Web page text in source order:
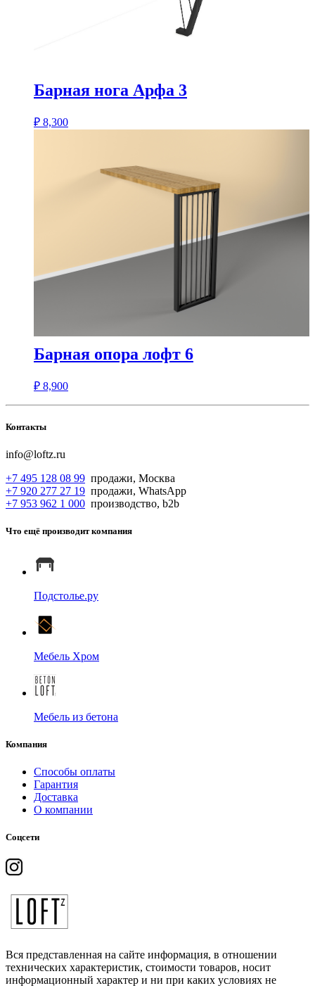
Барная нога Арфа 3
₽ 8,300
Барная опора лофт 6
₽ 8,900
Контакты
info@loftz.ru
+7 495 128 08 99 продажи, Москва
+7 920 277 27 19 продажи, WhatsApp
+7 953 962 1 000 производство, b2b
Что ещё производит компания
Подстолье.ру
Мебель Хром
Мебель из бетона
Компания
Способы оплаты
Гарантия
Доставка
О компании
Соцсети
Вся представленная на сайте информация, в отношении
технических характеристик, стоимости товаров, носит
информационный характер и ни при каких условиях не